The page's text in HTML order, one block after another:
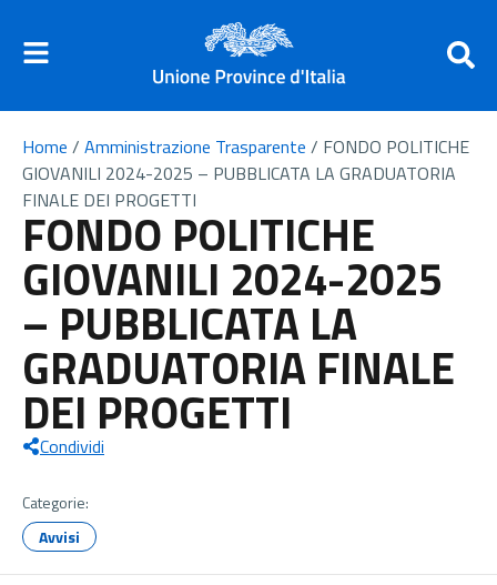
Home / Amministrazione Trasparente / FONDO POLITICHE
GIOVANILI 2024-2025 – PUBBLICATA LA GRADUATORIA
FINALE DEI PROGETTI
FONDO POLITICHE
GIOVANILI 2024-2025
– PUBBLICATA LA
GRADUATORIA FINALE
DEI PROGETTI
Condividi
Categorie:
Avvisi